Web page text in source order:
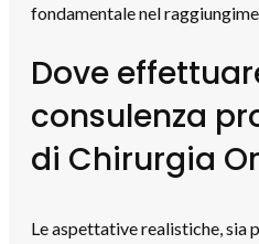
fondamentale nel
Dove
consulenza
di Chirurgia
Le aspettative realistiche, sia